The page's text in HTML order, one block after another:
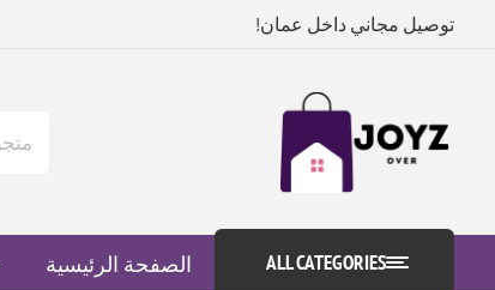
توصيل مجاني داخل عمان!
ALL CATEGORIES الصفحة الرئيسية